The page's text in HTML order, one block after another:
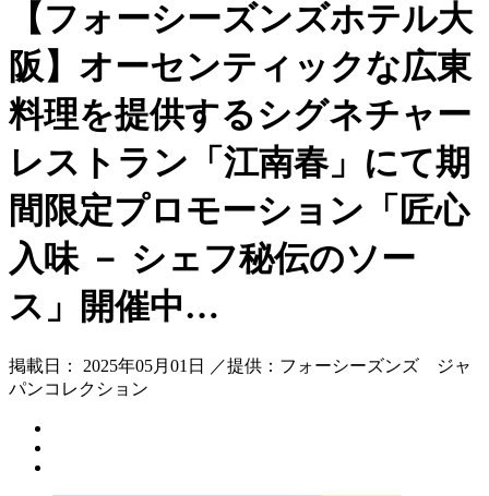
【フォーシーズンズホテル大
阪】オーセンティックな広東
料理を提供するシグネチャー
レストラン「江南春」にて期
間限定プロモーション「匠心
入味 － シェフ秘伝のソー
ス」開催中…
掲載日： 2025年05月01日 ／提供：フォーシーズンズ ジャ
パンコレクション